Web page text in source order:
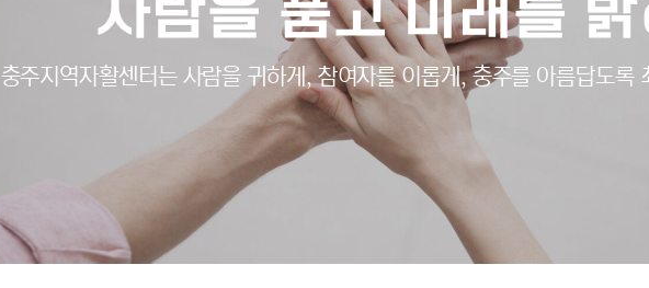
사람을 품고 미래를
충주지역자활센터는 사람을 귀하게, 참여자를 이롭게, 충주를 아름답도록